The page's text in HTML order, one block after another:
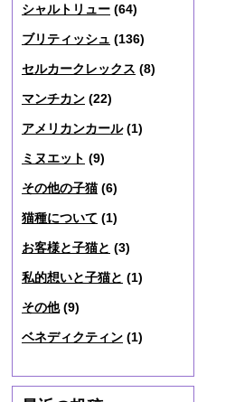
シャルトリュー (64)
ブリティッシュ (136)
セルカークレックス (8)
マンチカン (22)
アメリカンカール(1)
ミヌエット (9)
その他の子猫 (6)
猫種について (1)
お客様と子猫と (3)
私的想いと子猫と (1)
その他(9)
ベネディクティン (1)